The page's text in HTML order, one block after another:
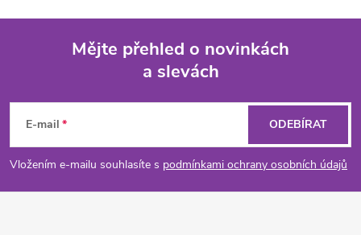
a
í
p
p
Mějte přehled o novinkách
a slevách
E-mail
Vložením e-mailu souhlasíte s podmínkami ochrany osobních údajů
ODEBÍRAT